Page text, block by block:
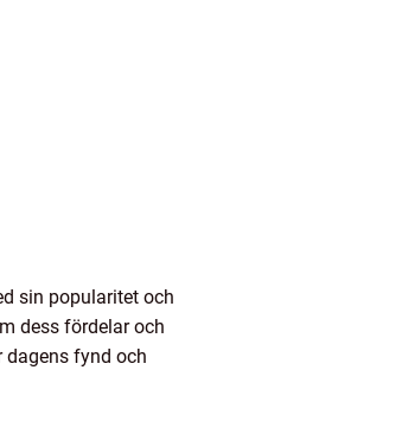
sin popularitet och
dess fördelar och
fynd och